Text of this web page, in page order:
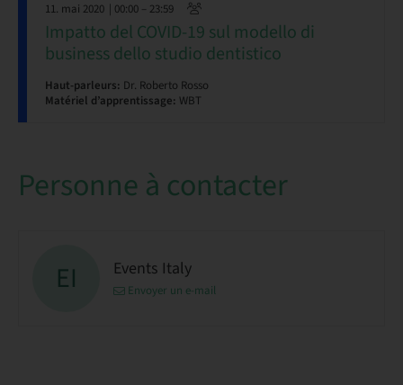
11. mai 2020 | 00:00 – 23:59
Impatto del COVID-19 sul modello di
business dello studio dentistico
Haut-parleurs: Dr. Roberto Rosso
Matériel d’apprentissage: WBT
Personne à contacter
EI Events Italy
Envoyer un e-mail